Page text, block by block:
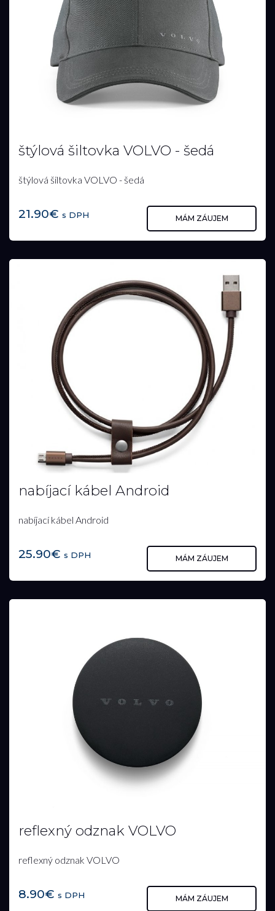
štýlová šiltovka VOLVO - šedá
štýlová šiltovka VOLVO - šedá
21.90€ s DPH MÁM ZÁUJEM
nabíjací kábel Android
nabíjací kábel Android
25.90€ s DPH MÁM ZÁUJEM
reflexný odznak VOLVO
reflexný odznak VOLVO
8.90€ s DPH MÁM ZÁUJEM